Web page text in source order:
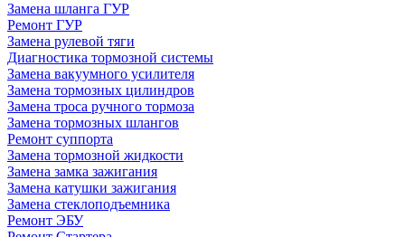
Замена шланга ГУР
Ремонт ГУР
Замена рулевой тяги
Диагностика тормозной системы
Замена вакуумного усилителя
Замена тормозных цилиндров
Замена троса ручного тормоза
Замена тормозных шлангов
Ремонт суппорта
Замена тормозной жидкости
Замена замка зажигания
Замена катушки зажигания
Замена стеклоподъемника
Ремонт ЭБУ